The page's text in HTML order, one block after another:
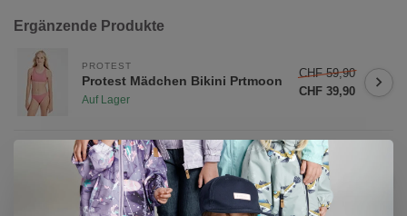
Ergänzende Produkte
PROTEST
Protest Mädchen Bikini Prtmoon
Auf Lager
CHF 59,90
CHF 39,90
REIMA
Reima Kinder BugProof T-shirt
Inista Fresh Mint
Auf Lager
CHF
34,90
CHF
24,90